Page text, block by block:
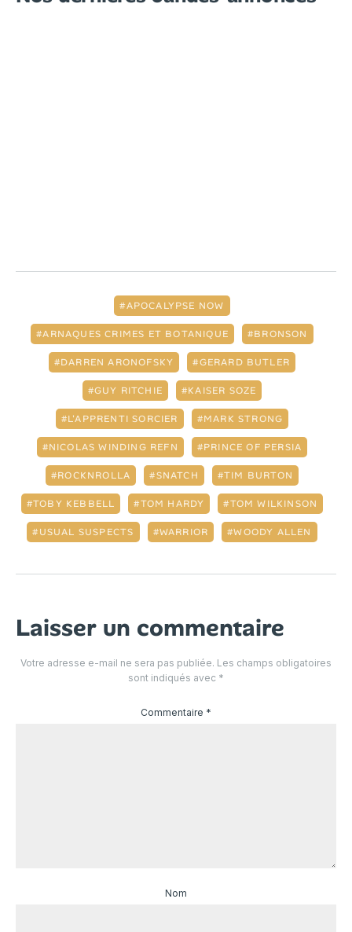
APOCALYPSE NOW
ARNAQUES CRIMES ET BOTANIQUE BRONSON
DARREN ARONOFSKY GERARD BUTLER
GUY RITCHIE KAISER SOZE
L'APPRENTI SORCIER MARK STRONG
NICOLAS WINDING REFN PRINCE OF PERSIA
ROCKNROLLA SNATCH TIM BURTON
TOBY KEBBELL TOM HARDY TOM WILKINSON
USUAL SUSPECTS WARRIOR WOODY ALLEN
Laisser un commentaire
Votre adresse e-mail ne sera pas publiée. Les champs obligatoires
sont indiqués avec *
Commentaire *
Nom